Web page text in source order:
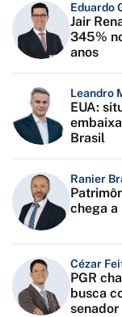
Eduardo
Jair
345%
anos
Leandro
EUA:
Brasil
Ranier
chega a
Cézar
PGR
busca
senador